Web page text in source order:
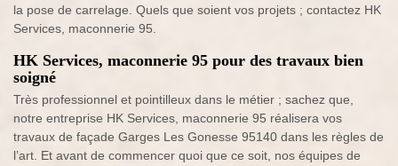
la pose de carrelage. Quels que soient vos projets ; contactez HK
Services, maconnerie 95.
HK Services, maconnerie 95 pour des travaux bien
soigné
Très professionnel et pointilleux dans le métier ; sachez que,
notre entreprise HK Services, maconnerie 95 réalisera vos
travaux de façade Garges Les Gonesse 95140 dans les règles de
l’art. Et avant de commencer quoi que ce soit, nos équipes de